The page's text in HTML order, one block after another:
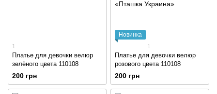
1
Платье для девочки велюр
зелёного цвета 110108
200 грн
Новинка
1
Платье для девочки велюр
розового цвета 110108
200 грн